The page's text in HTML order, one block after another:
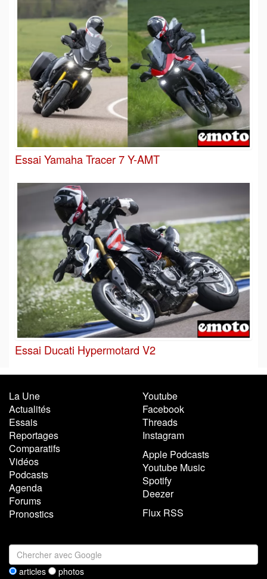
Essai Yamaha Tracer 7 Y-AMT
Essai Ducati Hypermotard V2
La Une
Actualités
Essais
Reportages
Comparatifs
Vidéos
Podcasts
Agenda
Forums
Pronostics
Youtube
Facebook
Threads
Instagram
Apple Podcasts
Youtube Music
Spotify
Deezer
Flux RSS
articles photos